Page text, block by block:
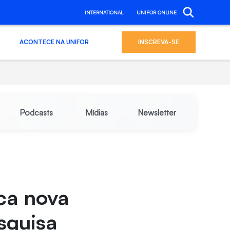
INTERNATIONAL UNIFOR ONLINE
ACONTECE NA UNIFOR INSCREVA-SE
Podcasts Mídias Newsletter
nova